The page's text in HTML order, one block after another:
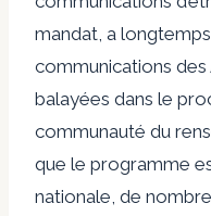
mandat, a
communications
balayées dans le
communauté du
que le programme
nationale, de